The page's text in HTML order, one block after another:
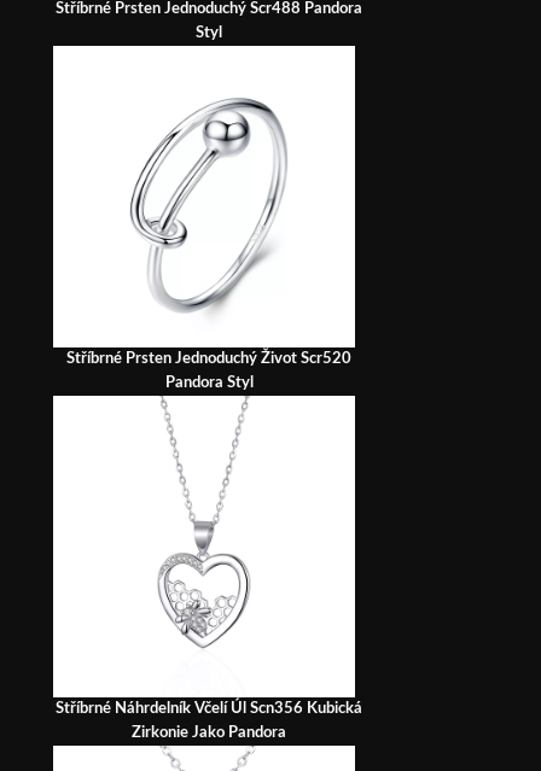
Stříbrné Prsten Jednoduchý Scr488 Pandora
Styl
Stříbrné Prsten Jednoduchý Život Scr520
Pandora Styl
Stříbrné Náhrdelník Včelí Úl Scn356 Kubická
Zirkonie Jako Pandora